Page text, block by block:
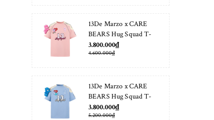
13De Marzo x CARE
BEARS Hug Squad T-
shirt Almond Blossom
3.800.000₫
4.600.000₫
13De Marzo x CARE
BEARS Hug Squad T-
shirt Placid Blue
3.800.000₫
5.200.000₫